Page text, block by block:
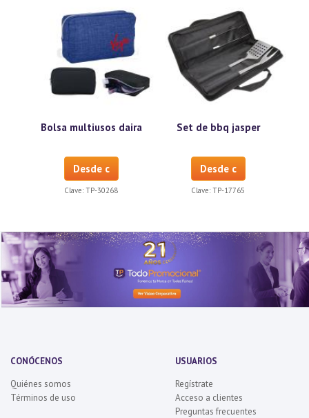
Bolsa multiusos daira
Desde c
Clave: TP-30268
Set de bbq jasper
Desde c
Clave: TP-17765
CONÓCENOS
Quiénes somos
Términos de uso
USUARIOS
Regístrate
Acceso a clientes
Preguntas frecuentes